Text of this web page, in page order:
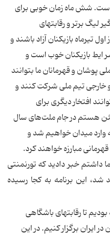
است. شش ماه زمان خوبی برای
لیگ برتر و رقابتهای
تیرماه بازیكنان آزاد باشند و
ایط بازیكنان خوب است و
پوشان و قهرمانان ما بتوانند
و خارجی تیم ملی شركت كنند و
افتخار دیگری برای
هستم در جام ملت‌های سال
وارد میدان خواهیم شد و
مبارزه خواهند كرد.
خبر دادید كه تورنمنتی
شد، این برنامه به كجا رسیده
تا رقابتهای باشگاهی
در ایران برگزار كنیم. در این